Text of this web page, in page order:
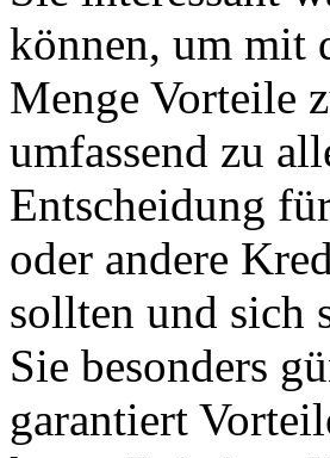
können, um mit
Menge Vorteile
umfassend zu
Entscheidung
oder andere
sollten und sich
Sie besonders
garantiert